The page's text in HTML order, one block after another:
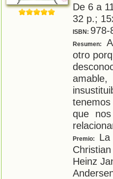
De 6 a
32 p.;
ISBN: 978-
Resumen:
otro
que
Premio:
La
Heinz